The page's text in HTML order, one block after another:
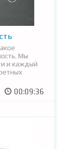
Мы
и каждый
00:09:36